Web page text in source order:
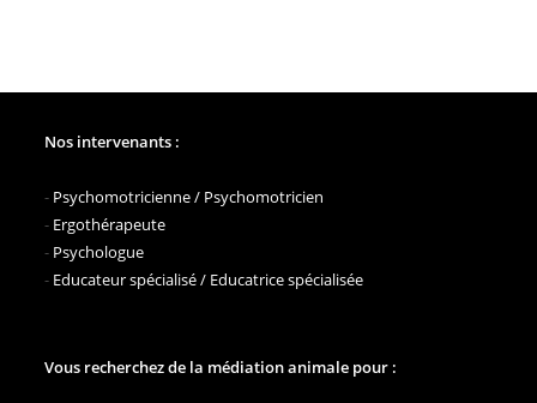
Nos intervenants :
- Psychomotricienne / Psychomotricien
- Ergothérapeute
- Psychologue
- Educateur spécialisé / Educatrice spécialisée
Vous recherchez de la médiation animale pour :